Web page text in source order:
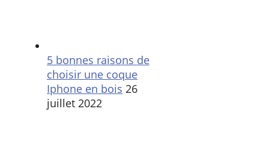
5 bonnes raisons de
choisir une coque
Iphone en bois 26
juillet 2022